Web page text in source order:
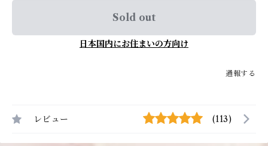
Sold out
日本国内にお住まいの方向け
通報する
レビュー (113)